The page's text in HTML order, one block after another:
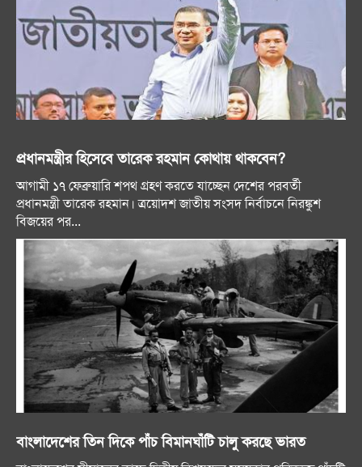
প্রধানমন্ত্রীর হিসেবে তারেক রহমান কোথায় থাকবেন?
আগামী ১৭ ফেব্রুয়ারি শপথ গ্রহণ করতে যাচ্ছেন দেশের পরবর্তী
প্রধানমন্ত্রী তারেক রহমান। ত্রয়োদশ জাতীয় সংসদ নির্বাচনে নিরঙ্কুশ
বিজয়ের পর...
বাংলাদেশের তিন দিকে পাঁচ বিমানঘাঁটি চালু করছে ভারত